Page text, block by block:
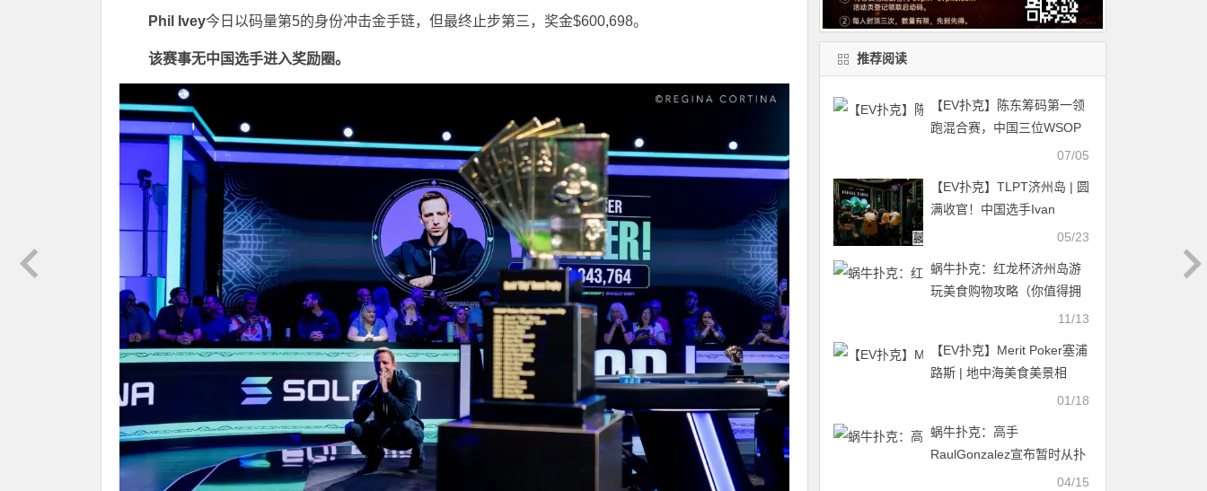
Phil Ivey今日以码量第5的身份冲击金手链，但最终止步第三，奖金$600,698。
该赛事无中国选手进入奖励圈。 推荐阅读
【EV扑克】陈东筹码第一领
跑混合赛，中国三位WSOP
07/05
【EV扑克】TLPT济州岛 | 圆
满收官！中国选手Ivan
Zhang获$25K超豪赛冠军，
豪赛冠军！
05/23
蜗牛扑克：红龙杯济州岛游
玩美食购物攻略（你值得拥
11/13
【EV扑克】Merit Poker塞浦
路斯 | 地中海美食美景相
伴，点燃扑克新体验；瞿
赛DAY2
01/18
蜗牛扑克：高手
RaulGonzalez宣布暂时从扑
04/15